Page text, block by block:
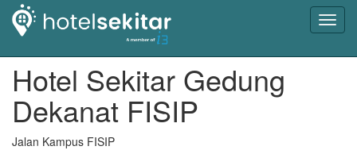
Hotel Sekitar Gedung
Dekanat FISIP
Jalan Kampus FISIP